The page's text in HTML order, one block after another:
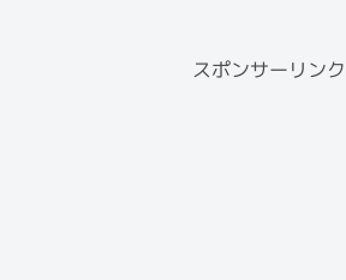
スポンサーリンク